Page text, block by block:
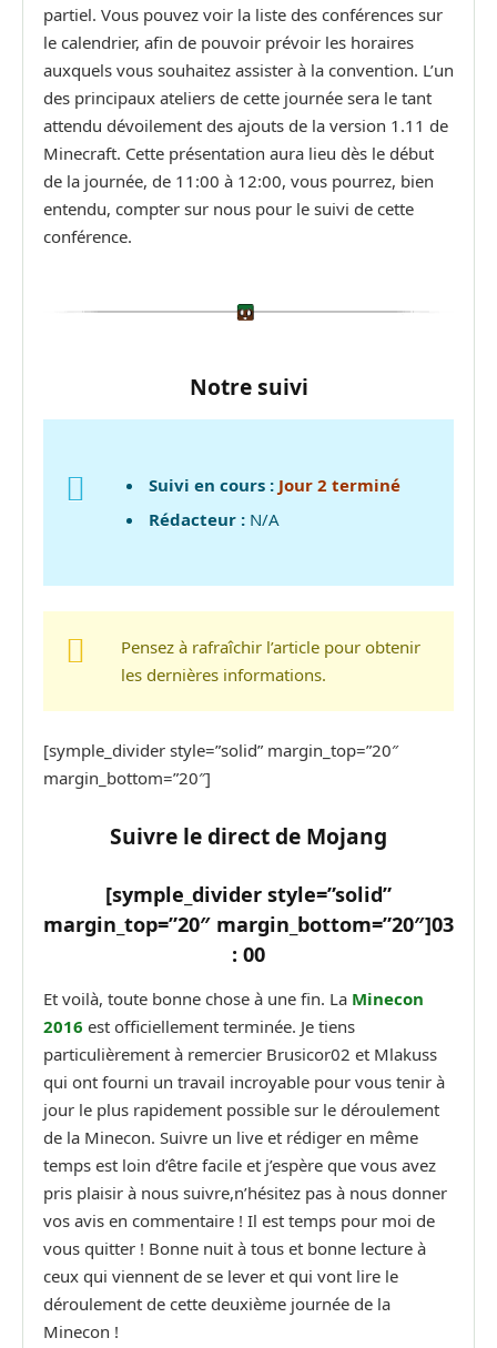
partiel. Vous pouvez voir la liste des conférences sur
le calendrier, afin de pouvoir prévoir les horaires
auxquels vous souhaitez assister à la convention. L’un
des principaux ateliers de cette journée sera le tant
attendu dévoilement des ajouts de la version 1.11 de
Minecraft. Cette présentation aura lieu dès le début
de la journée, de 11:00 à 12:00, vous pourrez, bien
entendu, compter sur nous pour le suivi de cette
conférence.
Notre suivi
Suivi en cours : Jour 2 terminé
Rédacteur : N/A
Pensez à rafraîchir l’article pour obtenir
les dernières informations.
[symple_divider style=”solid” margin_top=”20″
margin_bottom=”20″]
Suivre le direct de Mojang
[symple_divider style=”solid”
margin_top=”20″ margin_bottom=”20″]03
: 00
Et voilà, toute bonne chose à une fin. La Minecon
2016 est officiellement terminée. Je tiens
particulièrement à remercier Brusicor02 et Mlakuss
qui ont fourni un travail incroyable pour vous tenir à
jour le plus rapidement possible sur le déroulement
de la Minecon. Suivre un live et rédiger en même
temps est loin d’être facile et j’espère que vous avez
pris plaisir à nous suivre,n’hésitez pas à nous donner
vos avis en commentaire ! Il est temps pour moi de
vous quitter ! Bonne nuit à tous et bonne lecture à
ceux qui viennent de se lever et qui vont lire le
déroulement de cette deuxième journée de la
Minecon !